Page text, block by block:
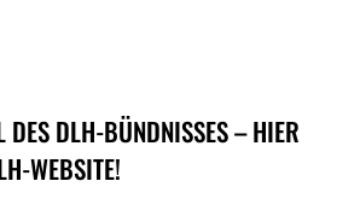
DES DLH-BÜNDNISSES – HIER
WEBSITE!